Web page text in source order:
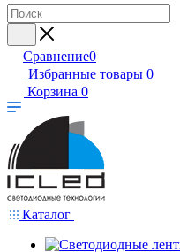
Сравнение0
Избранные товары 0
Корзина 0
Каталог